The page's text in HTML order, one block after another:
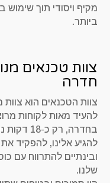
מקיף ויסודי תוך שימוש
ביותר.
צוות טכנאים
חדרה
צוות הטכנאים הוא צוות
להעיד מאות לקוחות
בחדרה,
להגיע אלינו, להפקיד
ובינתיים להתרווח עם
שלנו.